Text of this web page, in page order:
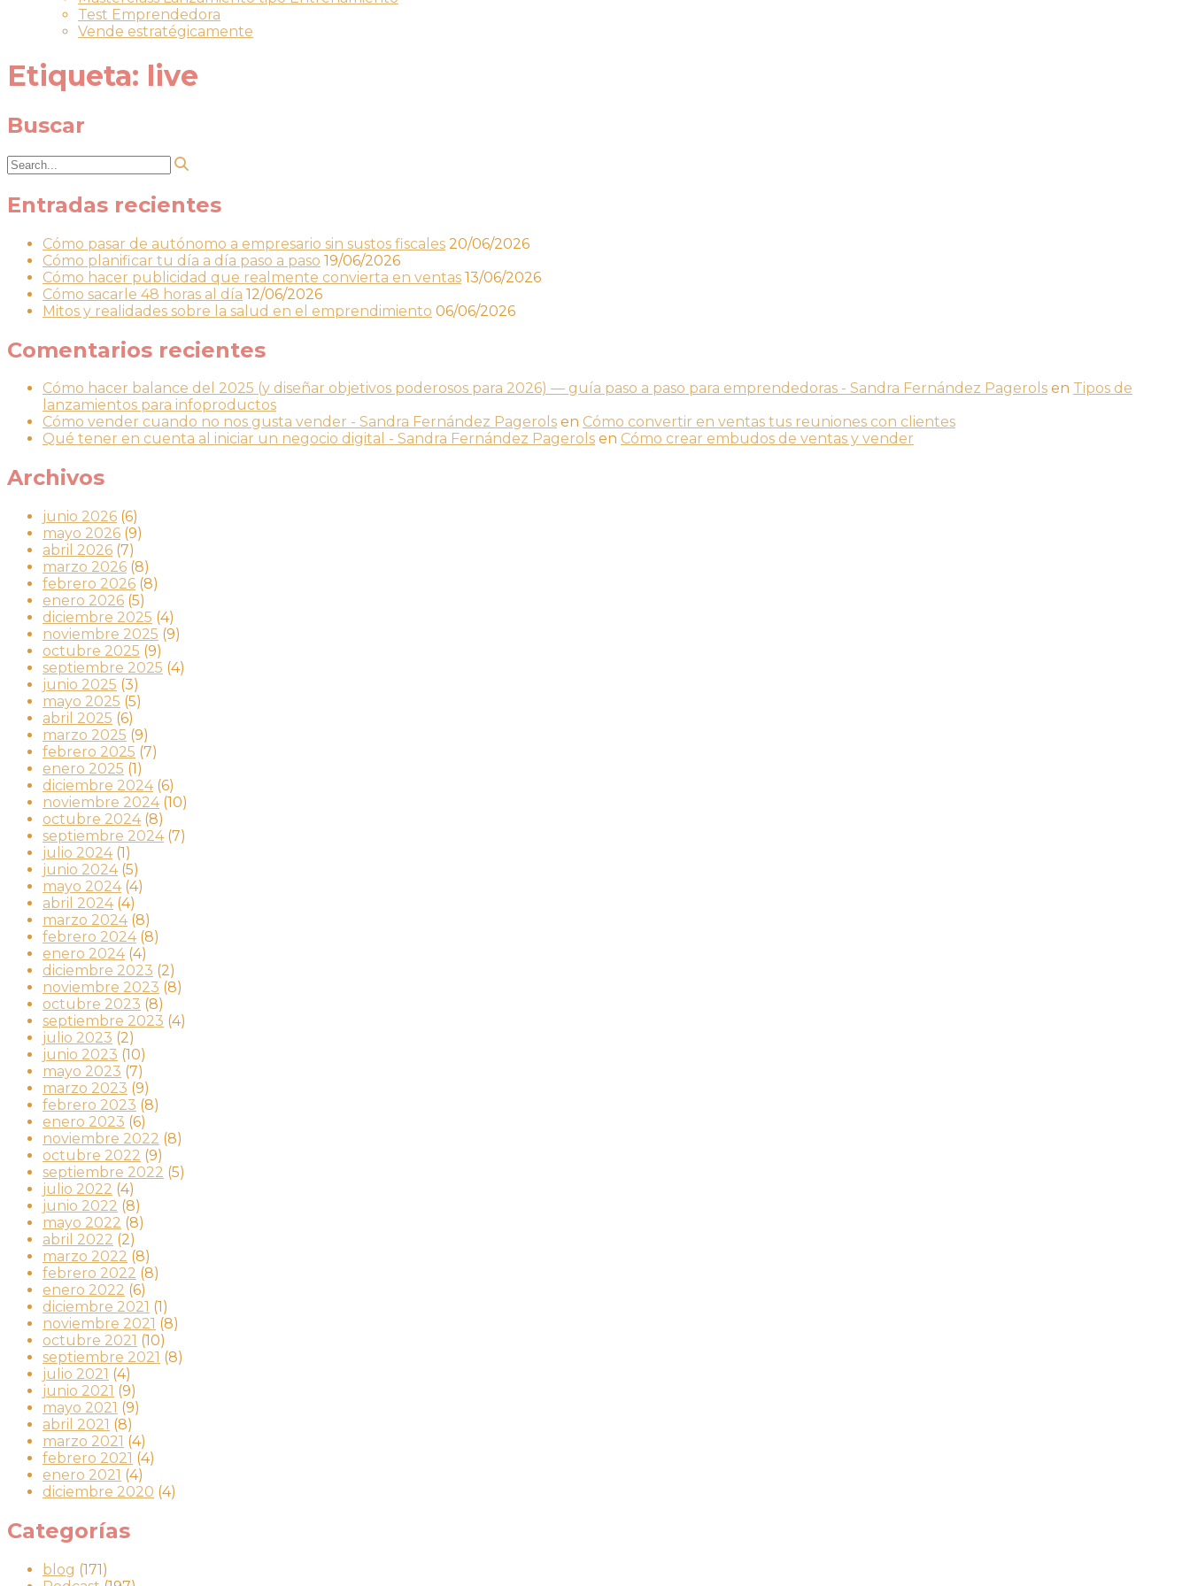
Test Emprendedora
Vende estratégicamente
Etiqueta: live
Buscar
Entradas recientes
Cómo pasar de autónomo a empresario sin sustos fiscales 20/06/2026
Cómo planificar tu día a día paso a paso 19/06/2026
Cómo hacer publicidad que realmente convierta en ventas 13/06/2026
Cómo sacarle 48 horas al día 12/06/2026
Mitos y realidades sobre la salud en el emprendimiento 06/06/2026
Comentarios recientes
Cómo hacer balance del 2025 (y diseñar objetivos poderosos para 2026) — guía paso a paso para emprendedoras - Sandra Fernández Pagerols en Tipos de
lanzamientos para infoproductos
Cómo vender cuando no nos gusta vender - Sandra Fernández Pagerols en Cómo convertir en ventas tus reuniones con clientes
Qué tener en cuenta al iniciar un negocio digital - Sandra Fernández Pagerols en Cómo crear embudos de ventas y vender
Archivos
junio 2026 (6)
mayo 2026 (9)
abril 2026 (7)
marzo 2026 (8)
febrero 2026 (8)
enero 2026 (5)
diciembre 2025 (4)
noviembre 2025 (9)
octubre 2025 (9)
septiembre 2025 (4)
junio 2025 (3)
mayo 2025 (5)
abril 2025 (6)
marzo 2025 (9)
febrero 2025 (7)
enero 2025 (1)
diciembre 2024(6)
noviembre 2024(10)
octubre 2024(8)
septiembre 2024(7)
julio 2024(1)
junio 2024(5)
mayo 2024(4)
abril 2024(4)
marzo 2024(8)
febrero 2024(8)
enero 2024(4)
diciembre 2023 (2)
noviembre 2023 (8)
octubre 2023 (8)
septiembre 2023 (4)
julio 2023 (2)
junio 2023 (10)
mayo 2023 (7)
marzo 2023 (9)
febrero 2023 (8)
enero 2023 (6)
noviembre 2022 (8)
octubre 2022 (9)
septiembre 2022 (5)
julio 2022 (4)
junio 2022 (8)
mayo 2022 (8)
abril 2022 (2)
marzo 2022 (8)
febrero 2022 (8)
enero 2022 (6)
diciembre 2021 (1)
noviembre 2021 (8)
octubre 2021 (10)
septiembre 2021 (8)
julio 2021 (4)
junio 2021 (9)
mayo 2021 (9)
abril 2021 (8)
marzo 2021 (4)
febrero 2021 (4)
enero 2021 (4)
diciembre 2020 (4)
Categorías
blog (171)